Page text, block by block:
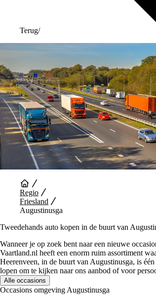
Terug/
Regio
Friesland
Augustinusga
Tweedehands auto kopen in de buurt van
Wanneer je op zoek bent naar een nieuwe
Vaartland.nl heeft een enorm ruim assortiment
Heerenveen, in de buurt van Augustinusga, is
lopen om te kijken naar ons aanbod of voor
Alle occasions
Occasions omgeving Augustinusga